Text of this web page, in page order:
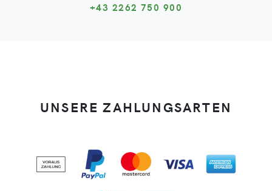
+43 2262 750 900
UNSERE ZAHLUNGSARTEN